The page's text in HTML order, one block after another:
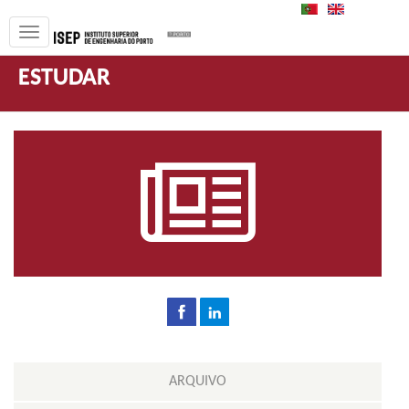
PT
ESTUDAR
ARQUIVO